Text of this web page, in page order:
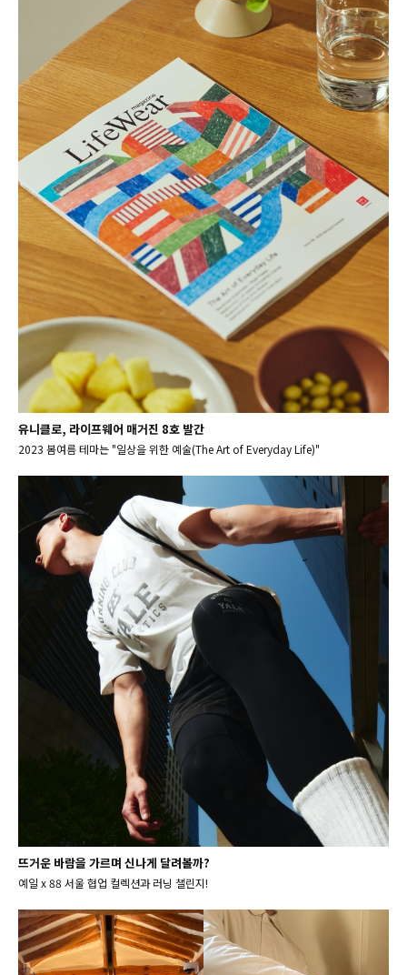
유니클로, 라이프웨어 매거진 8호 발간
2023 봄여름 테마는 "일상을 위한 예술(The Art of Everyday Life)"
뜨거운 바람을 가르며 신나게 달려볼까?
예일 x 88 서울 협업 컬렉션과 러닝 챌린지!